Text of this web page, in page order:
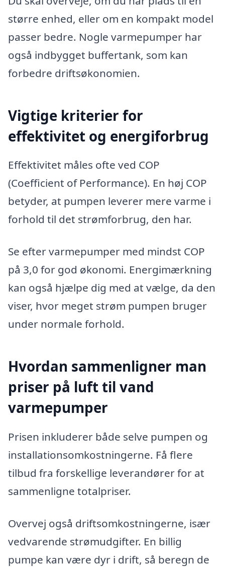
større enhed, eller om en kompakt model
passer bedre. Nogle varmepumper har
også indbygget buffertank, som kan
forbedre driftsøkonomien.
Vigtige kriterier for
effektivitet og energiforbrug
Effektivitet måles ofte ved COP
(Coefficient of Performance). En høj COP
betyder, at pumpen leverer mere varme i
forhold til det strømforbrug, den har.
Se efter varmepumper med mindst COP
på 3,0 for god økonomi. Energimærkning
kan også hjælpe dig med at vælge, da den
viser, hvor meget strøm pumpen bruger
under normale forhold.
Hvordan sammenligner man
priser på luft til vand
varmepumper
Prisen inkluderer både selve pumpen og
installationsomkostningerne. Få flere
tilbud fra forskellige leverandører for at
sammenligne totalpriser.
Overvej også driftsomkostningerne, især
vedvarende strømudgifter. En billig
pumpe kan være dyr i drift, så beregn de